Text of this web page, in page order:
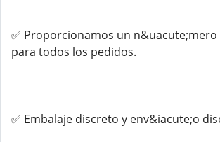
✅ Proporcionamos un
para todos los pedidos.
✅ Embalaje discreto y env&iacute;o